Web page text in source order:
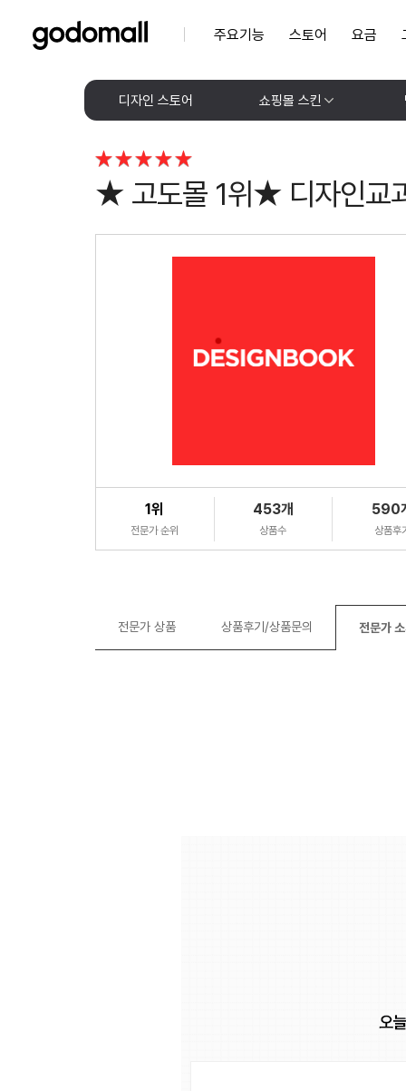
주요기능 스토어 요금
디자인 스토어 쇼핑몰 스킨
★ 고도몰 1위★ 디자인교
1위
전문가 순위
453개
상품수
590
상품후
전문가 상품 상품후기/상품문의 전문가